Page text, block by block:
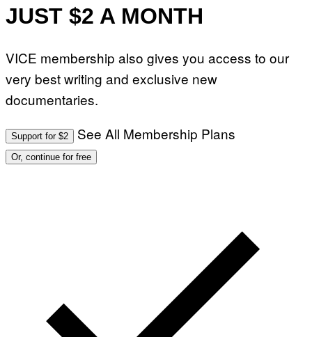
JUST $2 A MONTH
VICE membership also gives you access to our
very best writing and exclusive new
documentaries.
Support for $2 See All Membership Plans
Or, continue for free